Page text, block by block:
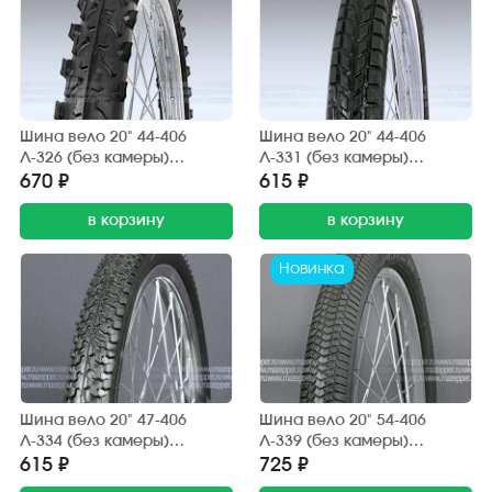
Шина вело 20" 44-406
Л-326 (без камеры)
"ПЕТРОШИНА" (20х1,95)
Аист, Кама, Десна (шип.)
670 ₽
в корзину
Шина вело 20" 44-406
Л-331 (без камеры)
"ПЕТРОШИНА" (20х1,75)
Аист, Кама, Десна
(дорожный)
615 ₽
в корзину
Шина вело 20" 47-406
Л-334 (без камеры)
"ПЕТРОШИНА" (20х1,85)
Аист, Кама, Десна (дорога,
615 ₽
Новинка
Шина вело 20" 54-406
Л-339 (без камеры)
"ПЕТРОШИНА" (20х2,125)
BMX (дорога, грунт)
725 ₽